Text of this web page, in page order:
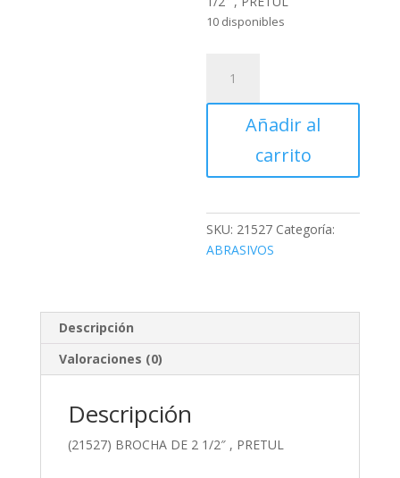
10 disponibles
BROCHA
DE
Añadir al
carrito
SKU: 21527 Categoría:
ABRASIVOS
Descripción
Valoraciones (0)
Descripción
(21527) BROCHA DE 2 1/2″ , PRETUL